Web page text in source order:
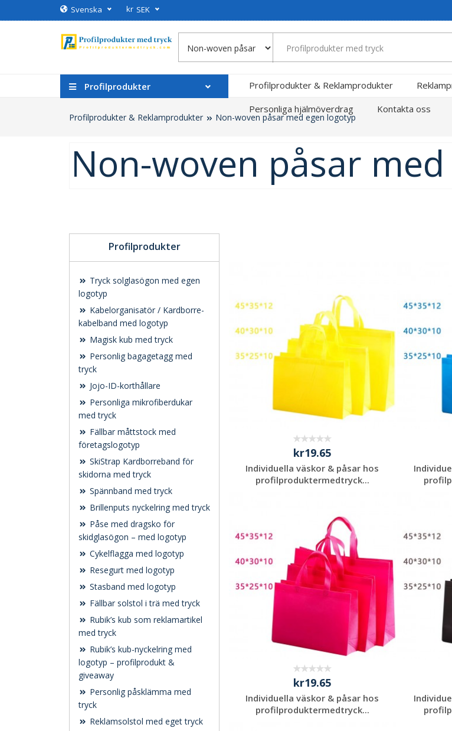
Svenska kr SEK
Profilprodukter Profilprodukter & Reklamprodukter
Personliga hjälmöverdrag
Kontakta oss
Profilprodukter & Reklamprodukter Non-woven påsar med egen logotyp
Non-woven påsar
Profilprodukter
Tryck solglasögon med egen
logotyp
Kabelorganisatör / Kardborre-
kabelband med logotyp
Magisk kub med tryck
Personlig bagagetagg med
tryck
Jojo-ID-korthållare
Personliga mikrofiberdukar
med tryck
Fällbar måttstock med
företagslogotyp
SkiStrap Kardborreband för
skidorna med tryck
Spännband med tryck
Brillenputs nyckelring med tryck
Påse med dragsko för
skidglasögon – med logotyp
Cykelflagga med logotyp
Resegurt med logotyp
Stasband med logotyp
Fällbar solstol i trä med tryck
Rubik’s kub som reklamartikel
med tryck
Rubik’s kub-nyckelring med
logotyp – profilprodukt &
giveaway
Personlig påsklämma med
tryck
Reklamsolstol med eget tryck
kr19.65
Individuella väskor & påsar hos
profilproduktermedtryck...
kostnadsfri offert
kr19.65
Individuella väskor & påsar hos
profilproduktermedtryck...